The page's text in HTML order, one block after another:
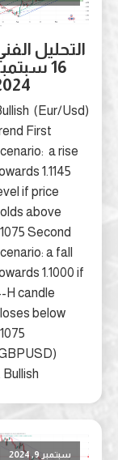
الفني
16 سبتمبر
(Eur/Usd) Bullish
trend First
scenario: a
towards
level if price
holds above
1.1075
scenario: a
towards
4-H candle
closes below
(GBPUSD)